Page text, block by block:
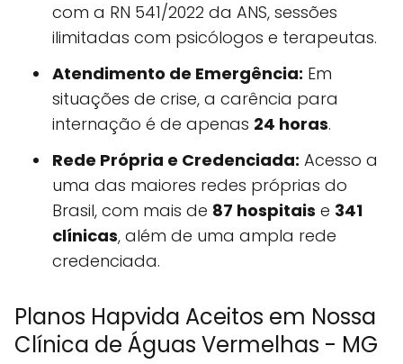
com a RN 541/2022 da ANS, sessões
ilimitadas com psicólogos e terapeutas.
Atendimento de Emergência: Em
situações de crise, a carência para
internação é de apenas 24 horas.
Rede Própria e Credenciada: Acesso a
uma das maiores redes próprias do
Brasil, com mais de 87 hospitais e 341
clínicas, além de uma ampla rede
credenciada.
Planos Hapvida Aceitos em Nossa
Clínica de Águas Vermelhas - MG